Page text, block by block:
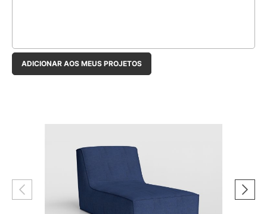
ADICIONAR AOS MEUS PROJETOS